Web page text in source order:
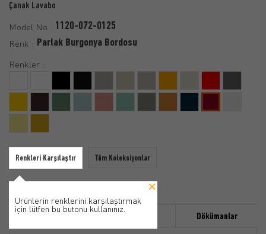
Çanak Lavabo
Model No : 1120-072-0125
Renk : Parlak Burgonya Bordosu
Renkler :
Renkleri Karşılaştır Tüm Koleksiyonlar
Ürünlerin renklerini karşılaştırmak
için lütfen bu butonu kullanınız.
Dökümanlar